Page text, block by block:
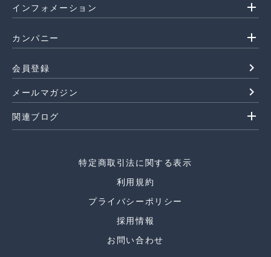
インフォメーション add
カンパニー add
会員登録 navigate_next
メールマガジン navigate_next
関連ブログ add
特定商取引法に関する表示
利用規約
プライバシーポリシー
採用情報
お問い合わせ